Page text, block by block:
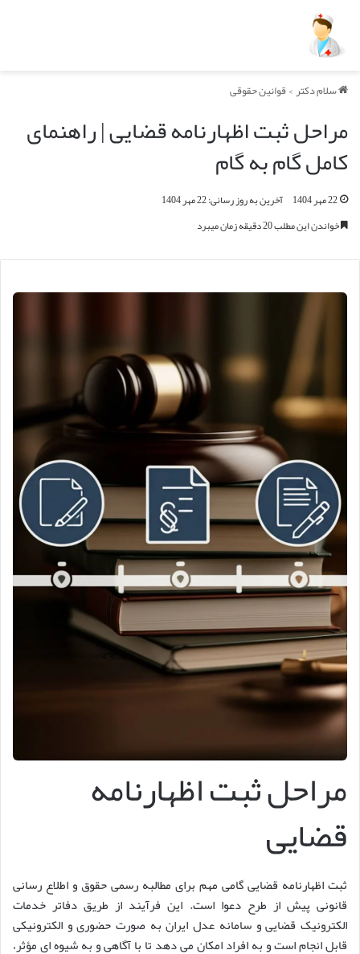
سلام دکتر>قوانین حقوقی
مراحل ثبت اظهارنامه قضایی | راهنمای
کامل گام به گام
22 مهر 1404
آخرین به روز رسانی: 22 مهر 1404
خواندن این مطلب 20 دقیقه زمان میبرد
مراحل ثبت اظهارنامه
قضایی
ثبت اظهارنامه قضایی گامی مهم برای مطالبه رسمی حقوق و اطلاع رسانی
قانونی پیش از طرح دعوا است. این فرآیند از طریق دفاتر خدمات
الکترونیک قضایی و سامانه عدل ایران به صورت حضوری و الکترونیکی
قابل انجام است و به افراد امکان می دهد تا با آگاهی و به شیوه ای مؤثر،